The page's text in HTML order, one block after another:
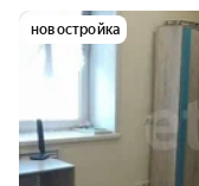
новостройка